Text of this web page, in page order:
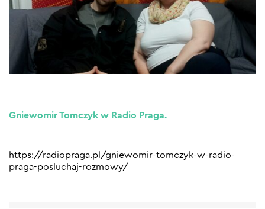
Gniewomir Tomczyk w Radio Praga.
https://radiopraga.pl/gniewomir-tomczyk-w-radio-
praga-posluchaj-rozmowy/